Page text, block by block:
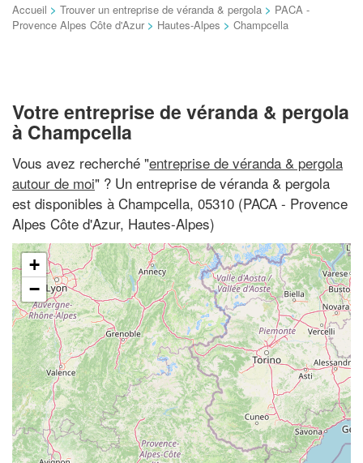
Accueil > Trouver un entreprise de véranda & pergola > PACA -
Provence Alpes Côte d'Azur > Hautes-Alpes > Champcella
Votre entreprise de véranda & pergola
à Champcella
Vous avez recherché "entreprise de véranda & pergola
autour de moi" ? Un entreprise de véranda & pergola
est disponibles à Champcella, 05310 (PACA - Provence
Alpes Côte d'Azur, Hautes-Alpes)
+
−